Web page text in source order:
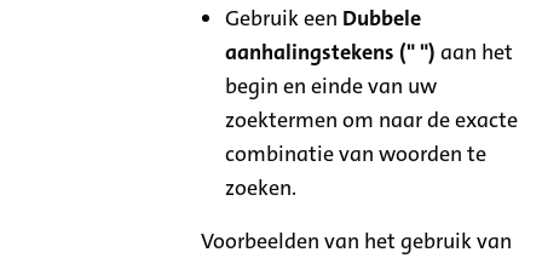
Gebruik een Dubbele
aanhalingstekens (" ") aan het
begin en einde van uw
zoektermen om naar de exacte
combinatie van woorden te
zoeken.
Voorbeelden van het gebruik van